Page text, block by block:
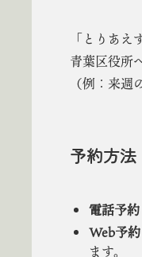
「とりあ
青葉区役所
（例：来
予約方法
電話予約
Web予約
ます。